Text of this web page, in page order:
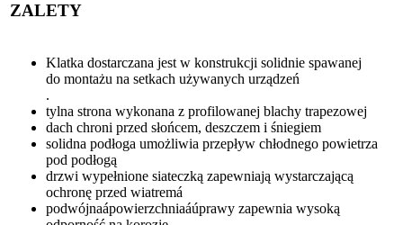
ZALETY
Klatka dostarczana jest w konstrukcji solidnie spawanej
do montażu na setkach używanych urządzeń
.
tylna strona wykonana z profilowanej blachy trapezowej
dach chroni przed słońcem, deszczem i śniegiem
solidna podłoga umożliwia przepływ chłodnego powietrza
pod podłogą
drzwi wypełnione siateczką zapewniają wystarczającą
ochronę przed wiatremá
podwójnaápowierzchniaáúprawy zapewnia wysoką